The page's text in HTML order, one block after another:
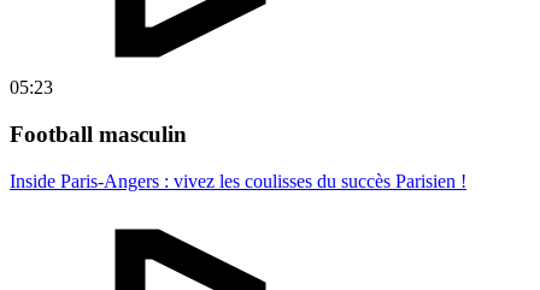
05:23
Football masculin
Inside Paris-Angers : vivez les coulisses du succès Parisien !